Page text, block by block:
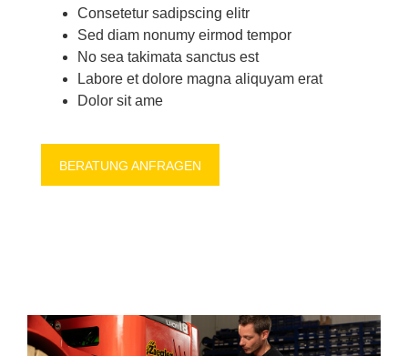
Con­sete­tur sa­dipscing elitr
Sed diam no­numy eirm­od tem­por
No sea ta­ki­ma­ta sanc­tus est
La­bo­re et do­lo­re ma­gna ali­quyam erat
Do­lor sit ame
BE­RA­TUNG AN­FRA­GEN